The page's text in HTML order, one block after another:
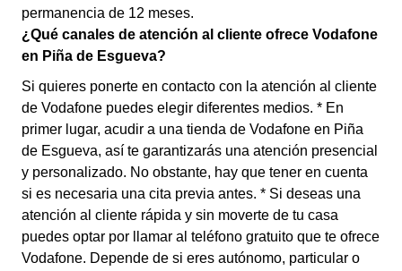
permanencia de 12 meses.
¿Qué canales de atención al cliente ofrece Vodafone
en Piña de Esgueva?
Si quieres ponerte en contacto con la atención al cliente
de Vodafone puedes elegir diferentes medios. * En
primer lugar, acudir a una tienda de Vodafone en Piña
de Esgueva, así te garantizarás una atención presencial
y personalizado. No obstante, hay que tener en cuenta
si es necesaria una cita previa antes. * Si deseas una
atención al cliente rápida y sin moverte de tu casa
puedes optar por llamar al teléfono gratuito que te ofrece
Vodafone. Depende de si eres autónomo, particular o